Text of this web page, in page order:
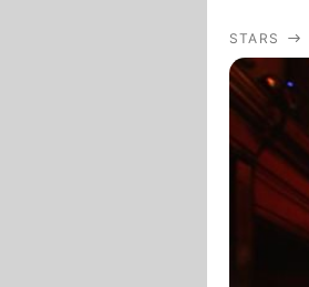
STARS